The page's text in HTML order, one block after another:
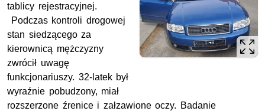
tablicy rejestracyjnej.
Podczas kontroli drogowej
stan siedzącego za
kierownicą mężczyzny
zwrócił uwagę
funkcjonariuszy. 32-latek był
wyraźnie pobudzony, miał
rozszerzone źrenice i załzawione oczy. Badanie